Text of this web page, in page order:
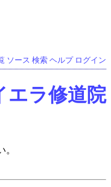
ソース 検索 ヘルプ ログイン
エラ修道院